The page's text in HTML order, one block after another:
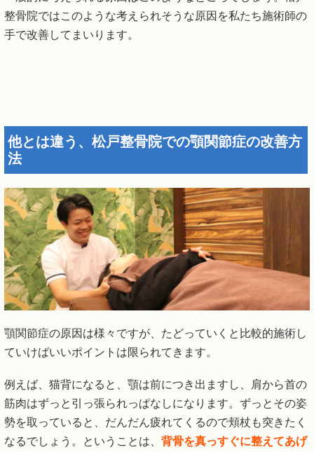
整骨院ではこのような考えられそうな原因を私たち施術師の
手で改善してまいります。
他とは違う、松戸整骨院での顎関節症の改善方
法
顎関節症の原因は様々ですが、たどっていくと比較的施術し
ていけばいいポイントは限られてきます。
例えば、猫背になると、顎は前につき出ますし、肩から首の
筋肉はずっと引っ張られっぱなしになります。ずっとその姿
勢を取っていると、だんだん疲れてくるので頬杖も突きたく
なるでしょう。ということは、 背骨を真っすぐに整えてあげ